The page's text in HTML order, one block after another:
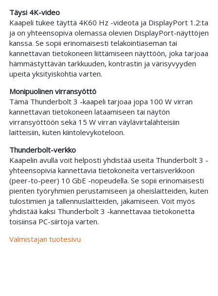
Täysi 4K-video
Kaapeli tukee täyttä 4K60 Hz -videota ja DisplayPort 1.2:ta
ja on yhteensopiva olemassa olevien DisplayPort-näyttöjen
kanssa. Se sopii erinomaisesti telakointiaseman tai
kannettavan tietokoneen liittämiseen näyttöön, joka tarjoaa
hämmästyttävän tarkkuuden, kontrastin ja värisyvyyden
upeita yksityiskohtia varten.
Monipuolinen virransyöttö
Tämä Thunderbolt 3 -kaapeli tarjoaa jopa 100 W virran
kannettavan tietokoneen lataamiseen tai näytön
virransyöttöön sekä 15 W virran väylävirtalähteisiin
laitteisiin, kuten kiintolevykoteloon.
Thunderbolt-verkko
Kaapelin avulla voit helposti yhdistää useita Thunderbolt 3 -
yhteensopivia kannettavia tietokoneita vertaisverkkoon
(peer-to-peer) 10 GbE -nopeudella. Se sopii erinomaisesti
pienten työryhmien perustamiseen ja oheislaitteiden, kuten
tulostimien ja tallennuslaitteiden, jakamiseen. Voit myös
yhdistää kaksi Thunderbolt 3 -kannettavaa tietokonetta
toisiinsa PC-siirtoja varten.
Valmistajan tuotesivu